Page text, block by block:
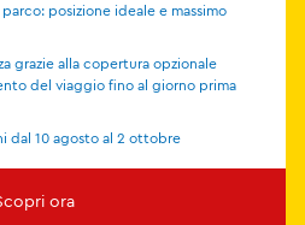
posizione ideale e massimo
grazie alla copertura opzionale
del viaggio fino al giorno prima
dal 10 agosto al 2 ottobre
ora